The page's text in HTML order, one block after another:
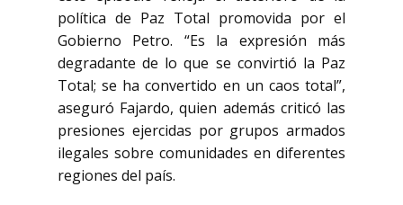
política de Paz Total promovida por el
Gobierno Petro. “Es la expresión más
degradante de lo que se convirtió la Paz
Total; se ha convertido en un caos total”,
aseguró Fajardo, quien además criticó las
presiones ejercidas por grupos armados
ilegales sobre comunidades en diferentes
regiones del país.